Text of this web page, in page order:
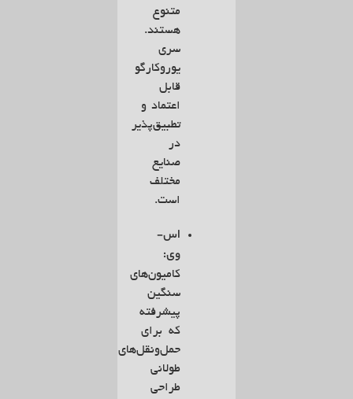
متنوع
هستند.
سری
یوروکارگو
قابل
اعتماد و
تطبیق‌پذیر
در
صنایع
مختلف
است.
اس-
وی:
کامیون‌های
سنگین
پیشرفته
که برای
حمل‌ونقل‌های
طولانی
طراحی